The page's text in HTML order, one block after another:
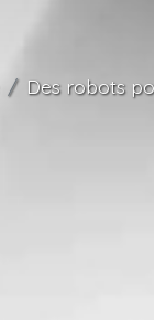
Des robots